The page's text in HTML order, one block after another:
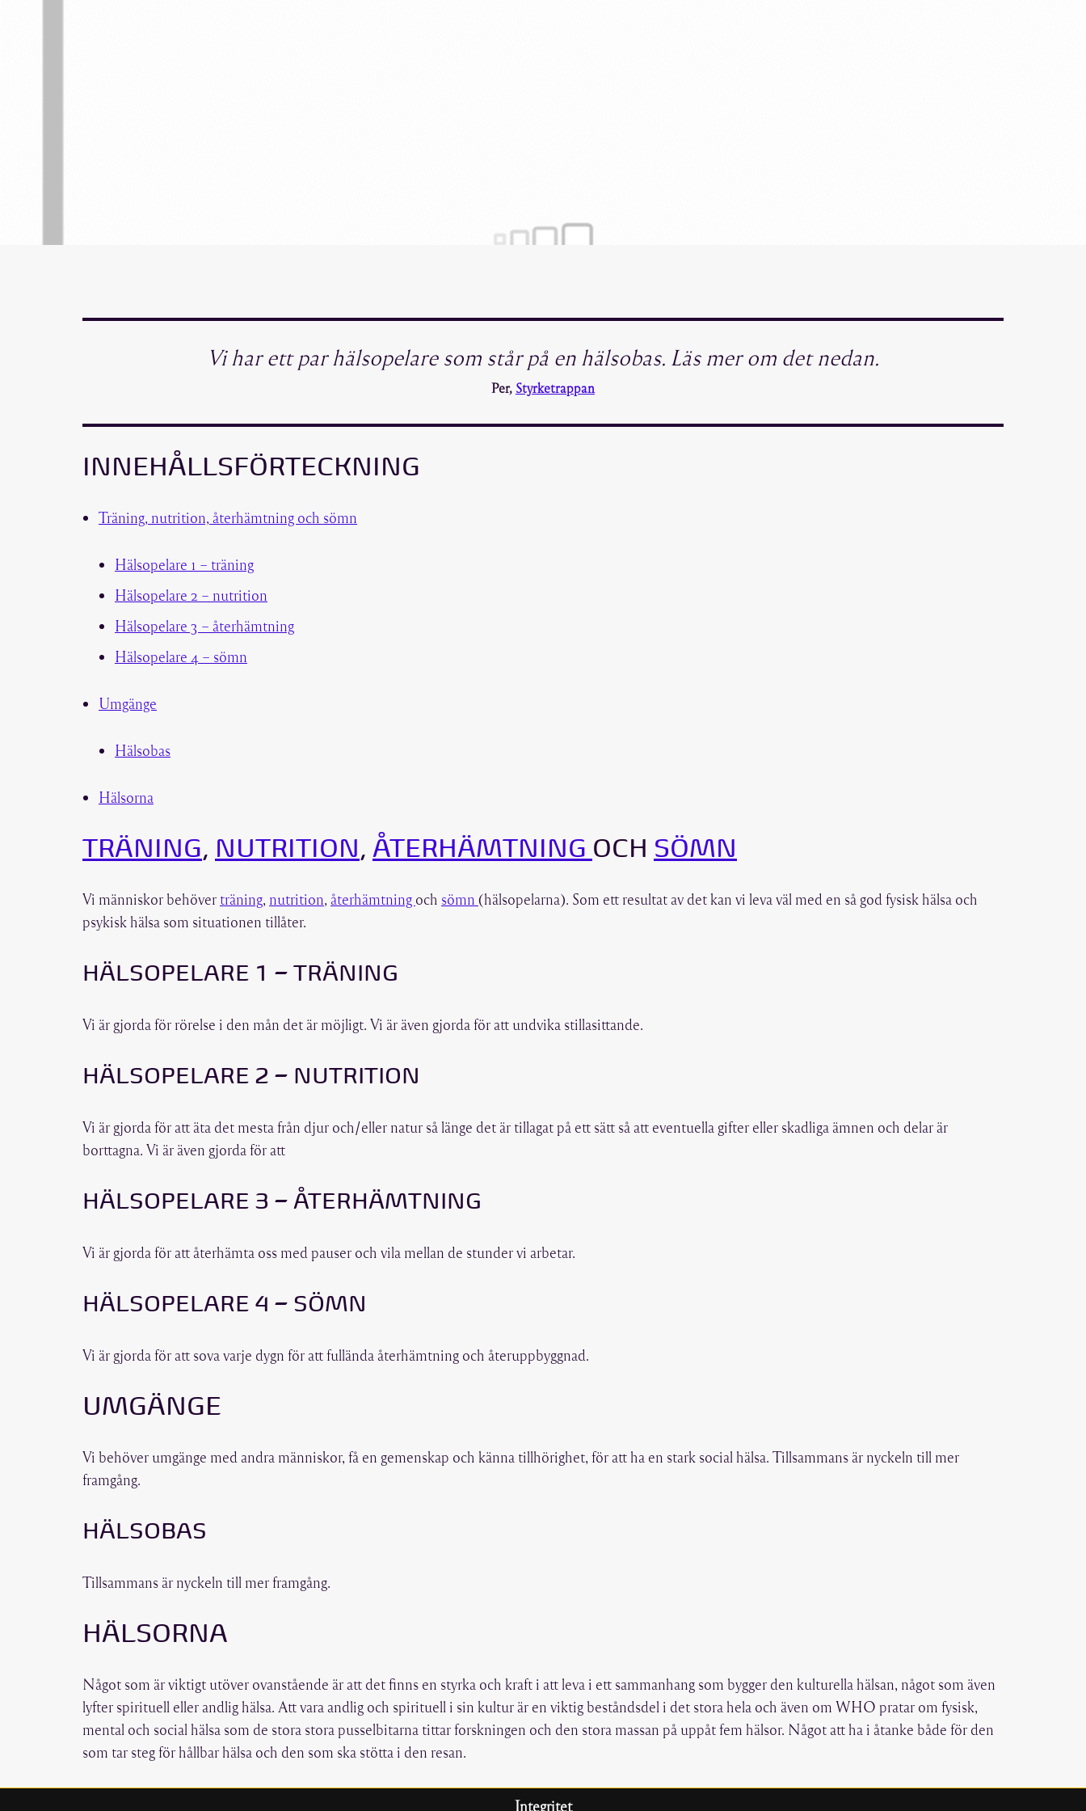
Vi har ett par hälsopelare som står på en hälsobas. Läs mer om det nedan.
Per, Styrketrappan
INNEHÅLLSFÖRTECKNING
Träning, nutrition, återhämtning och sömn
Hälsopelare 1 – träning
Hälsopelare 2 – nutrition
Hälsopelare 3 – återhämtning
Hälsopelare 4 – sömn
Umgänge
Hälsobas
Hälsorna
TRÄNING, NUTRITION, ÅTERHÄMTNING OCH SÖMN
Vi människor behöver träning, nutrition, återhämtning och sömn (hälsopelarna). Som ett resultat av det kan vi leva väl med en så god fysisk hälsa och
psykisk hälsa som situationen tillåter.
HÄLSOPELARE 1 – TRÄNING
Vi är gjorda för rörelse i den mån det är möjligt. Vi är även gjorda för att undvika stillasittande.
HÄLSOPELARE 2 – NUTRITION
Vi är gjorda för att äta det mesta från djur och/eller natur så länge det är tillagat på ett sätt så att eventuella gifter eller skadliga ämnen och delar är
borttagna. Vi är även gjorda för att
HÄLSOPELARE 3 – ÅTERHÄMTNING
Vi är gjorda för att återhämta oss med pauser och vila mellan de stunder vi arbetar.
HÄLSOPELARE 4 – SÖMN
Vi är gjorda för att sova varje dygn för att fullända återhämtning och återuppbyggnad.
UMGÄNGE
Vi behöver umgänge med andra människor, få en gemenskap och känna tillhörighet, för att ha en stark social hälsa. Tillsammans är nyckeln till mer
framgång.
HÄLSOBAS
Tillsammans är nyckeln till mer framgång.
HÄLSORNA
Något som är viktigt utöver ovanstående är att det finns en styrka och kraft i att leva i ett sammanhang som bygger den kulturella hälsan, något som även
lyfter spirituell eller andlig hälsa. Att vara andlig och spirituell i sin kultur är en viktig beståndsdel i det stora hela och även om WHO pratar om fysisk,
mental och social hälsa som de stora stora pusselbitarna tittar forskningen och den stora massan på uppåt fem hälsor. Något att ha i åtanke både för den
som tar steg för hållbar hälsa och den som ska stötta i den resan.
Integritet